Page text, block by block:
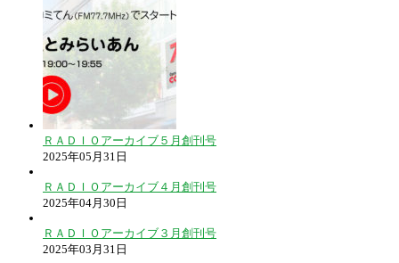
ＲＡＤＩＯアーカイブ５月創刊号
2025年05月31日
ＲＡＤＩＯアーカイブ４月創刊号
2025年04月30日
ＲＡＤＩＯアーカイブ３月創刊号
2025年03月31日